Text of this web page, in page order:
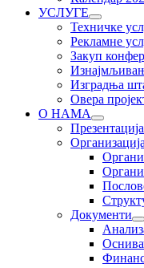
УСЛУГЕ
Техничке
Рекламне
Закуп
Изградња
Овера
О НАМА
Организација
Документи